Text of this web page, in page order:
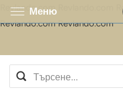
Revlando.com Revlando.com
Revlando.com Revlando.com
Меню